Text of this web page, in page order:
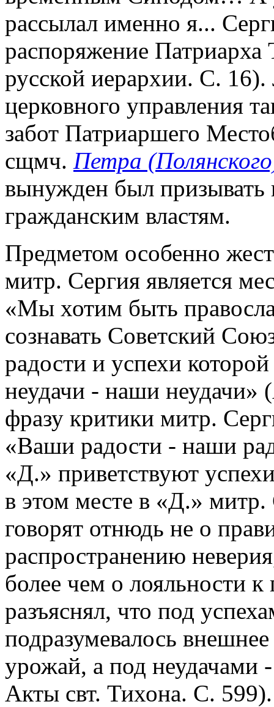
рассылал именно я...
распоряжение
русской иерархии. С.
церковного управления
забот Патриаршего
сщмч. Петра
вынужден был призывать
гражданским властям.
Предметом особенно
митр. Сергия является
«Мы хотим быть
сознавать Советский
радости и успехи
неудачи - наши
фразу критики митр.
«Ваши радости - наши
«Д.» приветствуют
в этом месте в «Д.»
говорят отнюдь не о
распространению
более чем о лояльности
разъяснял, что под
подразумевалось
урожай, а под неудачами
Акты свт. Тихона. С. 599).